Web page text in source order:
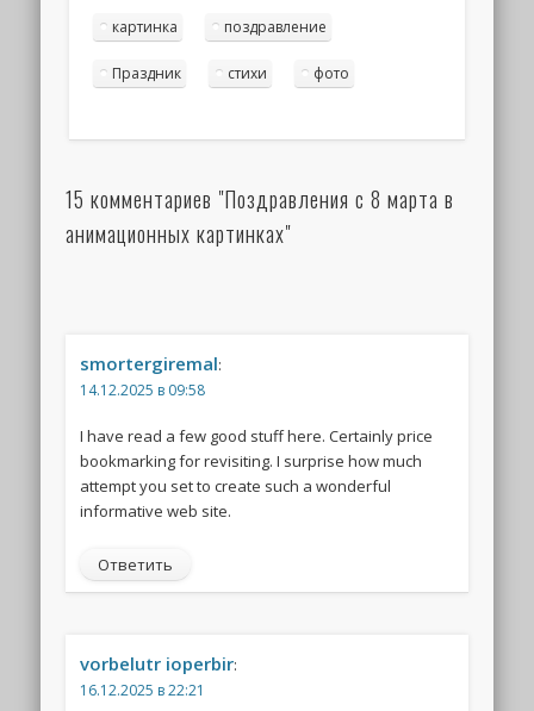
картинка поздравление
Праздник стихи фото
15 комментариев "Поздравления с 8 марта в
анимационных картинках"
smortergiremal:
14.12.2025 в 09:58
I have read a few good stuff here. Certainly price
bookmarking for revisiting. I surprise how much
attempt you set to create such a wonderful
informative web site.
Ответить
vorbelutr ioperbir:
16.12.2025 в 22:21